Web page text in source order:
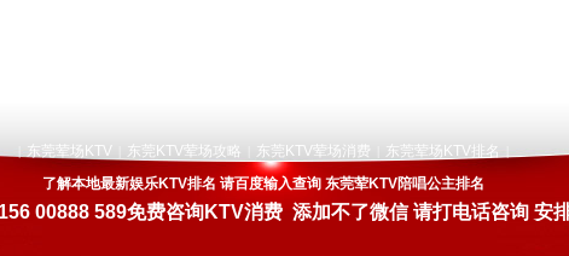
东莞荤场KTV 东莞KTV荤场攻略 东莞KTV荤场消费 东莞荤场KTV排名
了解本地最新娱乐KTV排名 请百度输入查询 东莞荤KTV陪唱公主排名
00888 589免费咨询KTV消费 添加不了微信 请打电话咨询 安